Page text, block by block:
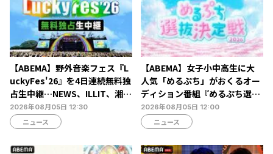
【ABEMA】野外音楽フェス『L
uckyFes'26』を4日連続無料独
占生中継…NEWS、ILLIT、湘南
乃風ら60組以上が集結
2026年08月05日 12:30
ニュース
【ABEMA】女子小中高生に大
人気「めるぷち」がおくるオー
ディション番組『めるぷち選抜
決定戦2026』の生配信が決定
2026年08月05日 12:00
ニュース